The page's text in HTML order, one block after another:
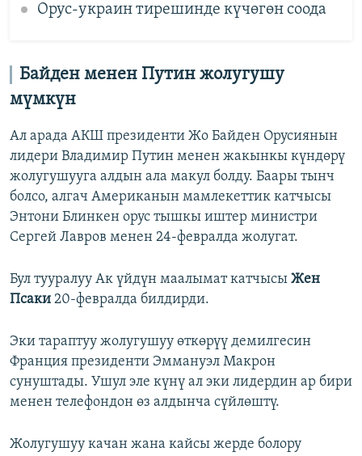
Орус-украин тирешинде күчөгөн соода
Байден менен Путин жолугушу
мүмкүн
Ал арада АКШ президенти Жо Байден Орусиянын
лидери Владимир Путин менен жакынкы күндөрү
жолугушууга алдын ала макул болду. Баары тынч
болсо, алгач Американын мамлекеттик катчысы
Энтони Блинкен орус тышкы иштер министри
Сергей Лавров менен 24-февралда жолугат.
Бул тууралуу Ак үйдүн маалымат катчысы Жен
Псаки 20-февралда билдирди.
Эки тараптуу жолугушуу өткөрүү демилгесин
Франция президенти Эммануэл Макрон
сунуштады. Ушул эле күнү ал эки лидердин ар бири
менен телефондон өз алдынча сүйлөштү.
Жолугушуу качан жана кайсы жерде болору